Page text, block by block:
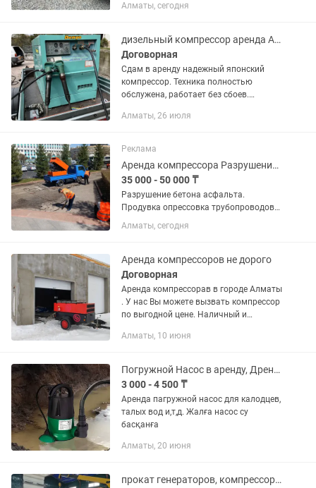
см. В услугу входит доставка до места
оператором, ГСМ.
Алматы, сегодня
дизельный компрессор аренда Алматы
Договорная
Сдам в аренду надежный японский
компрессор. Техника полностью
обслужена, работает без сбоев.
м³/мин Давление: 7 атмосфер Тип:
Алматы, 26 июля
Реклама
Аренда компрессора Разрушение асфальта бетона.
35 000 - 50 000 ₸
Разрушение бетона асфальта.
Продувка опрессовка трубопроводов
газопроводов.продувка
опалубки,пескоструй, подключение
Алматы, сегодня
Аренда компрессоров не дорого
Договорная
Аренда компрессорав в городе Алматы
. У нас Вы можете вызвать компрессор
по выгодной цене. Наличный и
услуги дорожно-строительных
Алматы, 10 июня
Погружной Насос в аренду, Дренажный Насосы
3 000 - 4 500 ₸
Аренда пагружной насос для калодцев,
талых вод и,т,д. Жалға насос су
басқанға
Алматы, 20 июня
прокат генераторов, компрессора, осветительные мачты